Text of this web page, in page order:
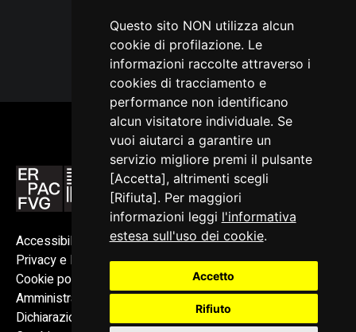
Questo sito NON utilizza alcun
cookie di profilazione. Le
informazioni raccolte attraverso i
cookies di tracciamento e
performance non identificano
alcun visitatore individuale. Se
vuoi aiutarci a garantire un
servizio migliore premi il pulsante
[Accetta], altrimenti scegli
[Rifiuta]. Per maggiori
informazioni leggi l'informativa
estesa sull'uso dei cookie.
Accetto
Rifiuto
Accessibilità
Privacy e Note legali
Cookie policy
Amministrazione trasparente
Dichiarazione di accessibilità